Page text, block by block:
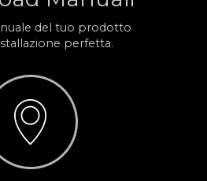
del tuo prodotto
perfetta.